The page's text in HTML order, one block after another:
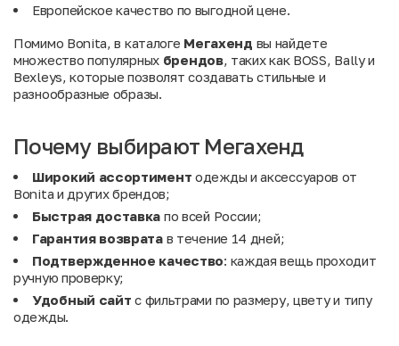
Европейское качество по выгодной цене.
Помимо Bonita, в каталоге Мегахенд вы найдете
множество популярных брендов, таких как BOSS Ballyи
Bexleys , которые позволят создавать стильные и
разнообразные образы.
Почему выбирают Мегахенд
Широкий ассортимент одежды и аксессуаров от
Bonita и других брендов;
Быстрая доставка по всей России;
Гарантия возвратав течение 14 дней;
Подтвержденное качество: каждая вещь проходит
ручную проверку;
Удобный сайт с фильтрами по размеру, цвету и типу
одежды.